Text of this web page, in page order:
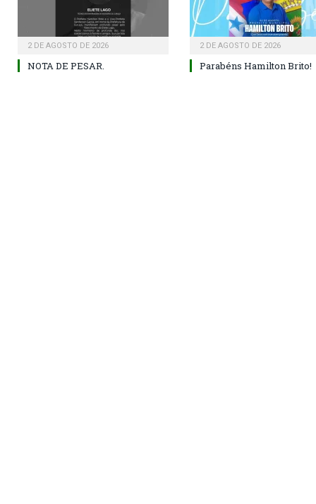
2 DE AGOSTO DE 2026
NOTA DE PESAR.
2 DE AGOSTO DE 2026
Parabéns Hamilton Brito!